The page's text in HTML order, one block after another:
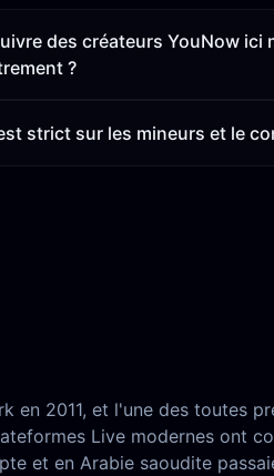
des créateurs YouNow ici
?
strict sur les mineurs et le
2011, et l'une des toutes
Live modernes ont
et en Arabie saoudite